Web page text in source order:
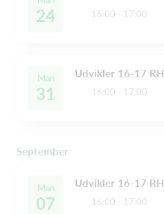
24 16:00 - 17:00
Man
31
Udvikler 16-17 RH
16:00 - 17:00
September
Man
07
Udvikler 16-17 RH
16:00 - 17:00